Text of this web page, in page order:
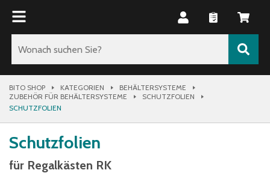
BITO SHOP KATEGORIEN
BEHÄLTERSYSTEME
ZUBEHÖR FÜR BEHÄLTERSYSTEME
SCHUTZFOLIEN
SCHUTZFOLIEN
Schutzfolien
für Regalkästen RK